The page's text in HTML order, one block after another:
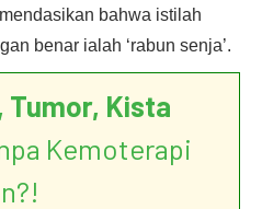
bahwa istilah
benar ialah ‘rabun senja’.
Tumor, Kista
Kemoterapi